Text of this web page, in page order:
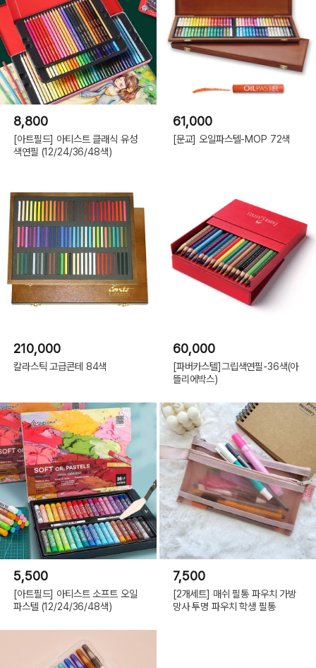
8,800
[아트필드] 아티스트 클래식 유성
색연필 (12/24/36/48색)
61,000
[문교] 오일파스텔-MOP 72색
210,000
칼라스틱 고급콘테 84색
60,000
[파버카스텔]그립색연필-36색(아
뜰리에박스)
5,500
[아트필드] 아티스트 소프트 오일
파스텔 (12/24/36/48색)
7,500
[2개세트] 매쉬 필통 파우치 가방
망사 투명 파우치 학생 필통